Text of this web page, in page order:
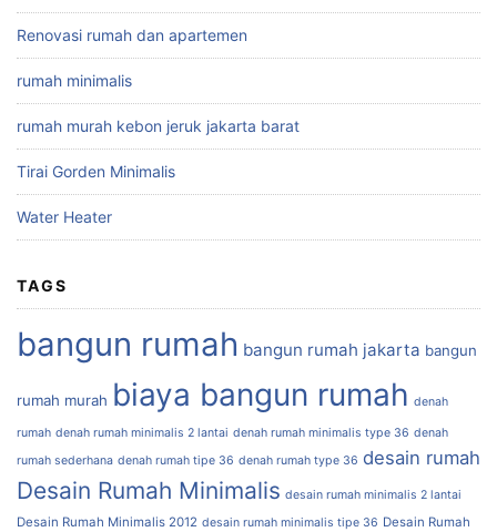
Renovasi rumah dan apartemen
rumah minimalis
rumah murah kebon jeruk jakarta barat
Tirai Gorden Minimalis
Water Heater
TAGS
bangun rumah bangun rumah jakarta bangun
rumah murah biaya bangun rumah denah
rumah denah rumah minimalis 2 lantai denah rumah minimalis type 36 denah
rumah sederhana denah rumah tipe 36 denah rumah type 36 desain rumah
Desain Rumah Minimalis desain rumah minimalis 2 lantai
Desain Rumah Minimalis 2012 desain rumah minimalis tipe 36 Desain Rumah